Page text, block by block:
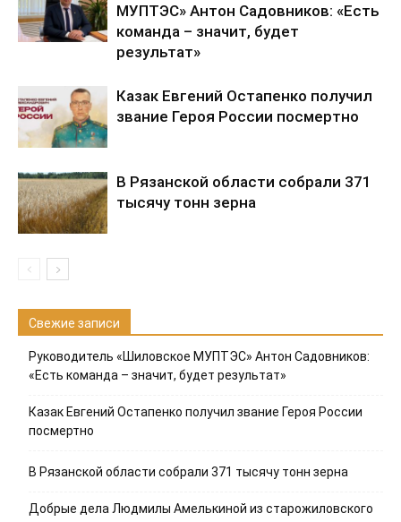
МУПТЭС» Антон Садовников: «Есть
команда – значит, будет
результат»
Казак Евгений Остапенко получил
звание Героя России посмертно
В Рязанской области собрали 371
тысячу тонн зерна
Свежие записи
Руководитель «Шиловское МУПТЭС» Антон Садовников:
«Есть команда – значит, будет результат»
Казак Евгений Остапенко получил звание Героя России
посмертно
В Рязанской области собрали 371 тысячу тонн зерна
Добрые дела Людмилы Амелькиной из старожиловского